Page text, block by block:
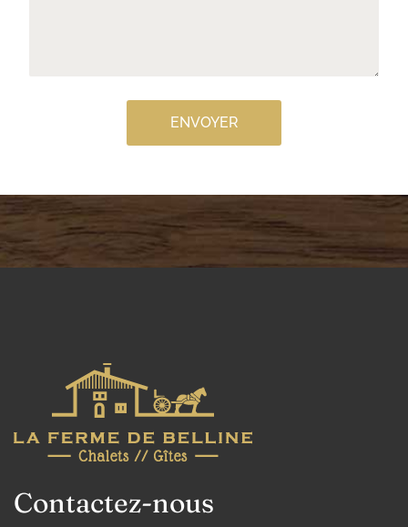
ENVOYER
Contactez-nous